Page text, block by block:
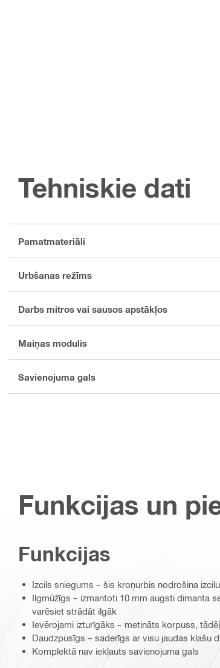
Tehniskie dati
Pamatmateriāli
Urbšanas režīms
Darbs mitros vai sausos apstākļos
Maiņas modulis
Savienojuma gals
Funkcijas un
Funkcijas
Izcils sniegums – šis kroņurbis nodrošina
Ilgmūžīgs – izmantoti 10 mm augsti dimanta
varēsiet strādāt ilgāk
Ievērojami izturīgāks – metināts korpuss,
Daudzpusīgs – saderīgs ar visu jaudas klašu
Komplektā nav iekļauts savienojuma gals